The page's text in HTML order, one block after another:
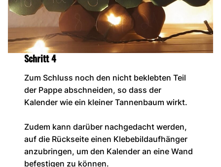
Schritt 4
Zum Schluss noch den nicht beklebten Teil
der Pappe abschneiden, so dass der
Kalender wie ein kleiner Tannenbaum wirkt.
Zudem kann darüber nachgedacht werden,
auf die Rückseite einen Klebebildaufhänger
anzubringen, um den Kalender an eine Wand
befestigen zu können.